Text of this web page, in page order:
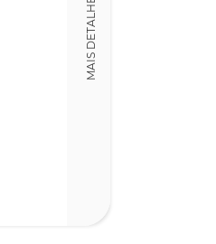
MAIS DETALHES